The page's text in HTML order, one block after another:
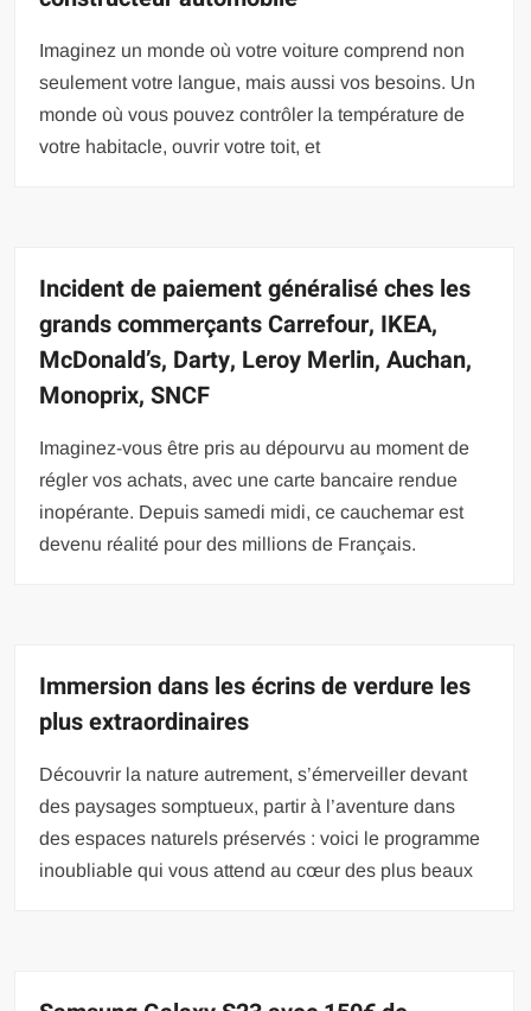
Imaginez un monde où votre voiture comprend non
seulement votre langue, mais aussi vos besoins. Un
monde où vous pouvez contrôler la température de
votre habitacle, ouvrir votre toit, et
Incident de paiement généralisé ches les
grands commerçants Carrefour, IKEA,
McDonald’s, Darty, Leroy Merlin, Auchan,
Monoprix, SNCF
Imaginez-vous être pris au dépourvu au moment de
régler vos achats, avec une carte bancaire rendue
inopérante. Depuis samedi midi, ce cauchemar est
devenu réalité pour des millions de Français.
Immersion dans les écrins de verdure les
plus extraordinaires
Découvrir la nature autrement, s’émerveiller devant
des paysages somptueux, partir à l’aventure dans
des espaces naturels préservés : voici le programme
inoubliable qui vous attend au cœur des plus beaux